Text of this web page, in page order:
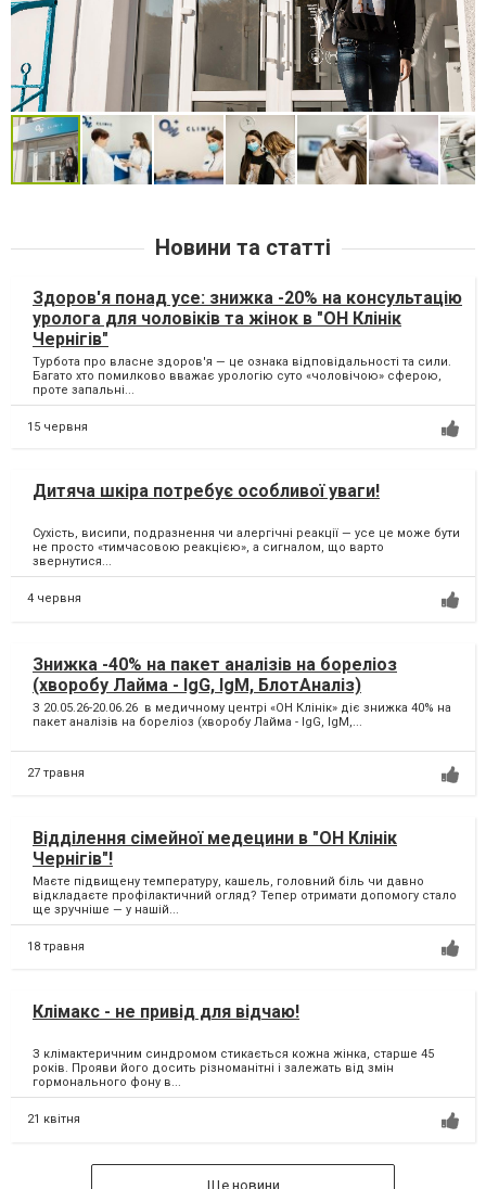
Новини та статті
Здоров'я понад усе: знижка -20% на консультацію
уролога для чоловіків та жінок в "ОН Клінік
Чернігів"
Турбота про власне здоров'я — це ознака відповідальності та сили.
Багато хто помилково вважає урологію суто «чоловічою» сферою,
проте запальні...
15 червня
Дитяча шкіра потребує особливої уваги!
Сухість, висипи, подразнення чи алергічні реакції — усе це може бути
не просто «тимчасовою реакцією», а сигналом, що варто
звернутися...
4 червня
Знижка -40% на пакет аналізів на бореліоз
(хворобу Лайма - IgG, IgM, БлотАналіз)
З 20.05.26-20.06.26 в медичному центрі «ОН Клінік» діє знижка 40% на
пакет аналізів на бореліоз (хворобу Лайма - IgG, IgM,...
27 травня
Відділення сімейної медецини в "ОН Клінік
Чернігів"!
Маєте підвищену температуру, кашель, головний біль чи давно
відкладаєте профілактичний огляд? Тепер отримати допомогу стало
ще зручніше — у нашій...
18 травня
Клімакс - не привід для відчаю!
З клімактеричним синдромом стикається кожна жінка, старше 45
років. Прояви його досить різноманітні і залежать від змін
гормонального фону в...
21 квітня
Ще новини